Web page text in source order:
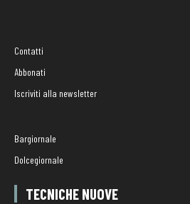
Contatti
Abbonati
Iscriviti alla newsletter
Bargiornale
Dolcegiornale
TECNICHE NUOVE